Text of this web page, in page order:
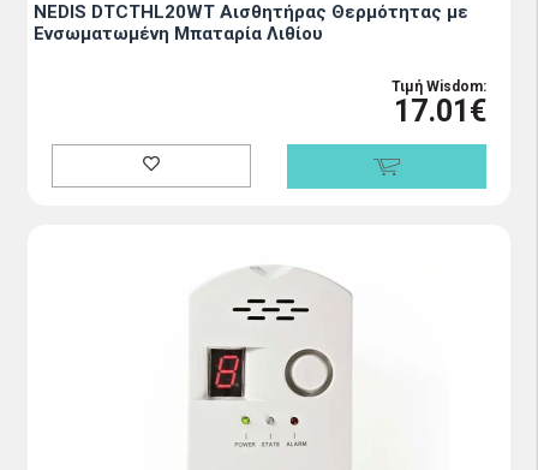
NEDIS DTCTHL20WT Αισθητήρας Θερμότητας με
Ενσωματωμένη Μπαταρία Λιθίου
Τιμή Wisdom:
17.01€